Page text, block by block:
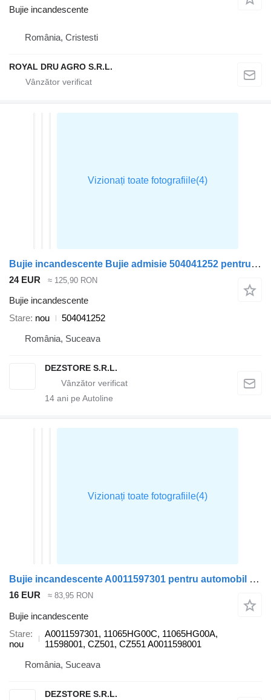
Bujie incandescente
România, Cristesti
ROYAL DRU AGRO S.R.L.
Bujie incandescente Bujie admisie 504041252 pentru cap tractor IVECO STRALIS
24 EUR ≈ 125,90 RON
Bujie incandescente
Stare nou
504041252
România, Suceava
DEZSTORE S.R.L.
14 ani pe Autoline
Bujie incandescente A0011597301 pentru automobil Mercedes-Benz E CLASS
16 EUR ≈ 83,95 RON
Bujie incandescente
Stare
nou
A0011597301, 11065HG00C, 11065HG00A,
11598001, CZ501, CZ551 A0011598001
România, Suceava
DEZSTORE S.R.L.